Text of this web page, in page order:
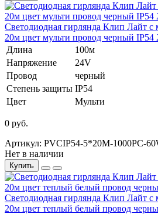
Светодиодная гирлянда Клип Лайт с
20м цвет мульти провод черный IP54
Длина
100м
Напряжение
24V
Провод
черный
Степень защиты IP54
Цвет
Мульти
0 руб.
Артикул: PVCIP54-5*20M-1000PC-
Нет в наличии
Купить
Светодиодная гирлянда Клип Лайт с
20м цвет теплый белый провод